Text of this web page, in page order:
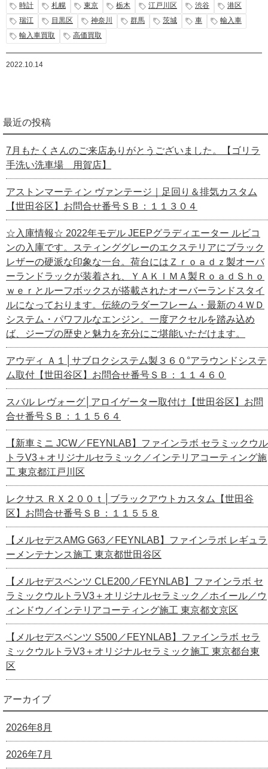
時計 札幌 東京 栃木 江戸川区 渋谷
港区
瑞江
目黒区 神奈川 群馬 茨城 車
輸入車
輸入車買取
高価買取
2022.10.14
最近の投稿
7月もたくさんのご来店ありがとうございました。【ゴリラ
手洗い洗車場 用賀店】
アストンマーティン ヴァンテージ｜足回り＆排気カスタム
【世田谷区】お問合せ番号ＳＢ：１１３０４
☆入庫情報☆ 2022年モデル JEEPグラディエーター ルビコ
ンの入庫です。スティンググレーのエクステリアにブラック
レザーの硬派な印象な一台。荷台にはＺｒｏａｄｚ製オーバ
ーランドラックが装着され、ＹＡＫＩＭＡ製ＲｏａｄＳｈｏ
ｗｅｒとルーフボックスが搭載されたオーバーランドスタイ
ルになっております。伝統のラダーフレーム・最新の４ＷＤ
システム・パワフルなエンジン。一度アクセルを踏み込め
ば、ジープの歴史と魅力を充分にご堪能いただけます。
アウディ Ａ１│サブロクシステム製３６０°アラウンドシステ
ム取付【世田谷区】お問合せ番号ＳＢ：１１４６０
スバル レヴォーグ│アロイゲーター取付け【世田谷区】お問
合せ番号ＳＢ：１１５６４
【新車ミニ JCW／FEYNLAB】ファインラボ セラミックウル
トラV3＋オリジナルセラミック／インテリアコーティング施
工 東京都江戸川区
レクサス ＲＸ２００ｔ│ブラックアウトカスタム【世田谷
区】お問合せ番号ＳＢ：１１５５８
【メルセデスAMG G63／FEYNLAB】ファインラボ レギュラ
ーメンテナンス施工 東京都世田谷区
【メルセデスベンツ CLE200／FEYNLAB】ファインラボ セ
ラミックウルトラV3＋オリジナルセラミック／ホイール／ウ
ィンドウ／インテリアコーティング施工 東京都文京区
【メルセデスベンツ S500／FEYNLAB】ファインラボ セラ
ミックウルトラV3＋オリジナルセラミック施工 東京都台東
区
アーカイブ
2026年8月
2026年7月